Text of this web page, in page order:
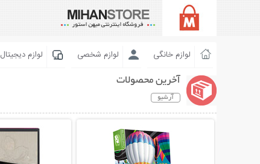
لوازم خانگی لوازم شخصی لوازم دیجیتال
آخرین محصولات
آرشیو